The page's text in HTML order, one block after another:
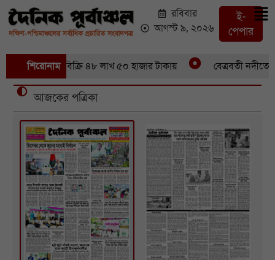
রবিবার
আগস্ট ৯, ২০২৬
ই-
পেপার
শিরোনাম
৪৬ মণ ইলিশবিক্রি ৪৮ লাখ ৫০ হাজার টাকায় বেত্রবতী নদীতে
আজকের পত্রিকা